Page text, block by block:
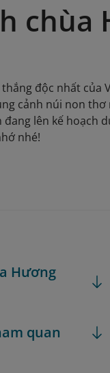
chùa
độc nhất của
cảnh núi non
lên kế
nhé!
Hương
quan